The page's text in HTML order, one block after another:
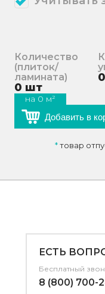
Количество
(плиток/
ламината)
0 шт
на 0 м²
0
Добавить в
*товар
ЕСТЬ
Бесплатный
8 (800) 700-